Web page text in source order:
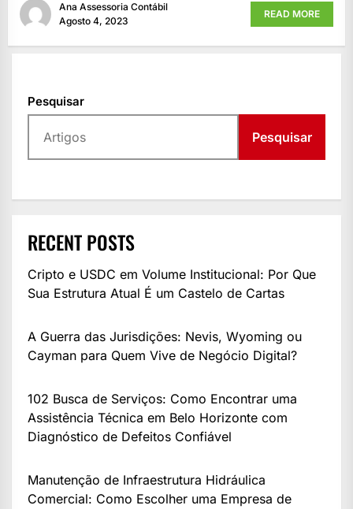
Ana Assessoria Contábil
Agosto 4, 2023
READ MORE
Pesquisar
Pesquisar
RECENT POSTS
Cripto e USDC em Volume Institucional: Por Que
Sua Estrutura Atual É um Castelo de Cartas
A Guerra das Jurisdições: Nevis, Wyoming ou
Cayman para Quem Vive de Negócio Digital?
102 Busca de Serviços: Como Encontrar uma
Assistência Técnica em Belo Horizonte com
Diagnóstico de Defeitos Confiável
Manutenção de Infraestrutura Hidráulica
Comercial: Como Escolher uma Empresa de